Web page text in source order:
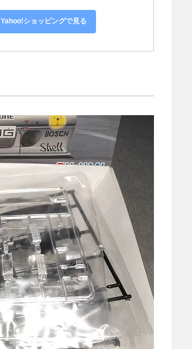
Yahoo!ショッピングで見る